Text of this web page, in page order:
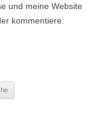
und meine Website
kommentiere.